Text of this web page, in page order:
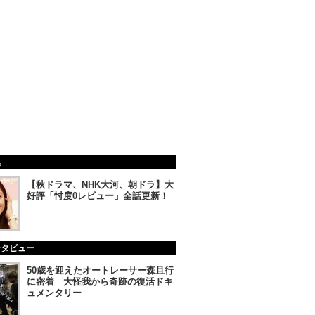
【秋ドラマ、NHK大河、朝ドラ】大
好評「忖度0レビュー」全話更新！
ビュー
50歳を迎えたオートレーサー森且行
に密着 大怪我から奇跡の復活ドキ
ュメンタリー